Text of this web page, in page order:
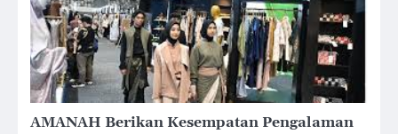
AMANAH Berikan Kesempatan Pengalaman